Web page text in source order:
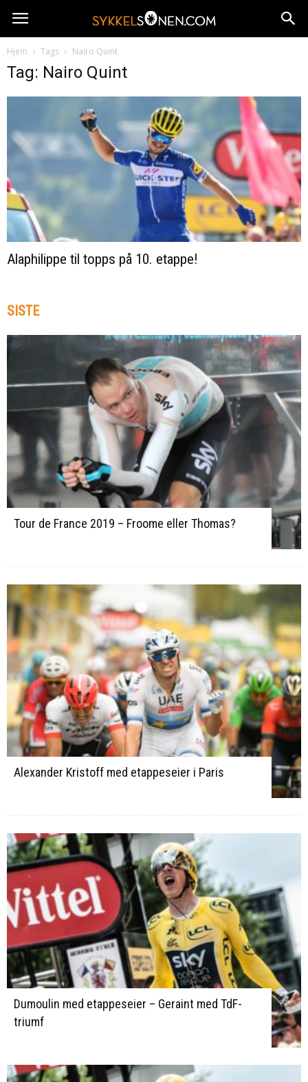
Hjem Tags Nairo Quint
Tag: Nairo Quint
Alaphilippe til topps på 10. etappe!
SISTE
Tour de France 2019 – Froome eller Thomas?
Alexander Kristoff med etappeseier i Paris
Dumoulin med etappeseier – Geraint med TdF-
triumf